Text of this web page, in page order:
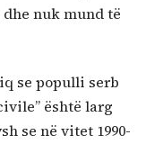
nuk mund të
se populli serb
është larg
se në vitet 1990-